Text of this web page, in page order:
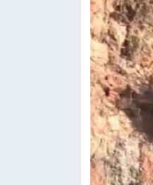
Teknoloji
Türkiye'nin Geleceği
Türkiye'nin Gündemi
Yerel Gündem